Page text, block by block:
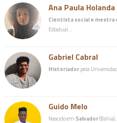
Ana Paula Holanda
Cientista social e mestra
Estadual…
Gabriel Cabral
Historiadorpela
Guido Melo
Nascido em Salvador(Bahia),